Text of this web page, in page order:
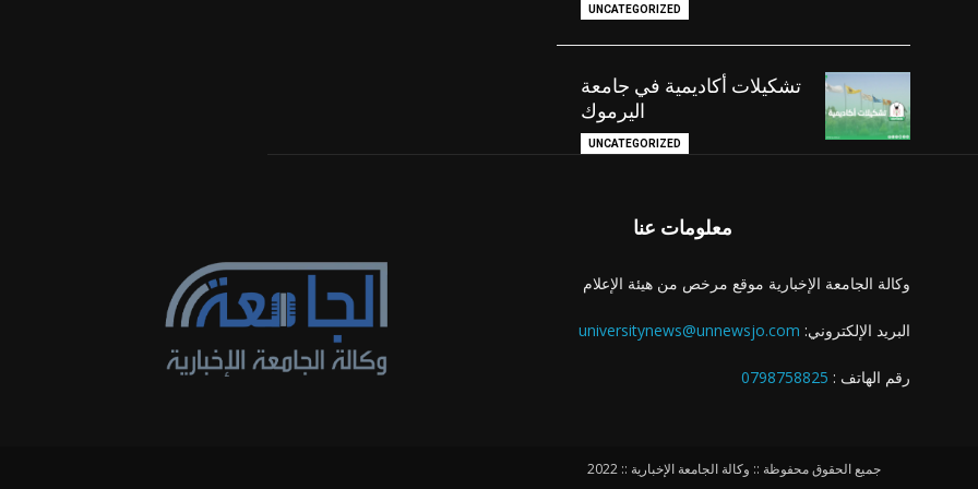
UNCATEGORIZED
تشكيلات أكاديمية في جامعة
اليرموك
UNCATEGORIZED
معلومات عنا
وكالة الجامعة الإخبارية موقع مرخص من هيئة الإعلام
البريد الإلكتروني: universitynews@unnewsjo.com
رقم الهاتف : 0798758825
جميع الحقوق محفوظة :: وكالة الجامعة الإخبارية :: 2022